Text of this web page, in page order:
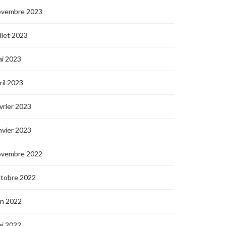
2023
2023
2023
2023
2023
2023
2022
2022
2022